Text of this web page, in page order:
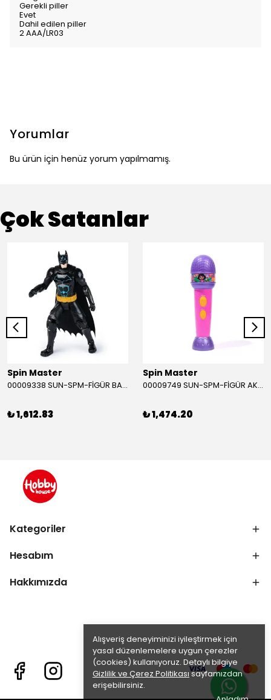
Alışveriş deneyiminizi iyileştirmek için
yasal düzenlemelere uygun çerezler
(cookies) kullanıyoruz. Detaylı bilgiye
Gizlilik ve Çerez Politikasısayfamızdan
erişebilirsiniz.
Gerekli piller
Evet
Dahil edilen piller
2 AAA/LR03
Yorumlar
Bu ürün için henüz yorum yapılmamış.
Çok Satanlar
Spin Master
00009338 SUN-SPM-FİGÜR BATMAN NİNJA STRIKE 30 CM. EXC.
₺ 1,612.83
Spin Master
00009749 SUN-SPM-FİGÜR AKS. DORA MİKROFON YAĞMUR ORMANI RİTMİ (DORA) SESLİ
₺ 1,474.20
Kategoriler
Hesabım
Hakkımızda